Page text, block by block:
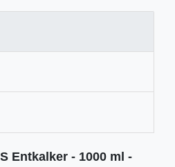
Entkalker - 1000 ml -